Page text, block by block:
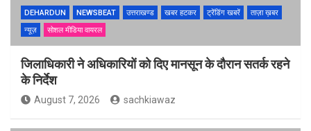
DEHARDUN NEWSBEAT उत्तराखण्ड खबर हटकर ट्रेंडिंग खबरें
ताज़ा ख़बर
न्यूज़
सोशल मीडिया वायरल
जिलाधिकारी ने अधिकारियों को दिए मानसून के दौरान सतर्क रहने
के निर्देश
August 7, 2026 sachkiawaz